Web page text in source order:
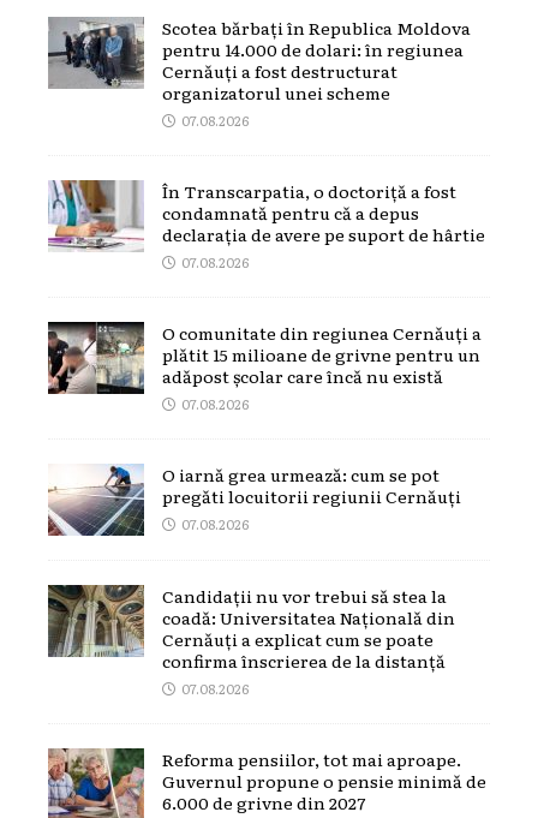
Scotea bărbați în Republica Moldova
pentru 14.000 de dolari: în regiunea
Cernăuți a fost destructurat
organizatorul unei scheme
07.08.2026
În Transcarpatia, o doctoriță a fost
condamnată pentru că a depus
declarația de avere pe suport de hârtie
07.08.2026
O comunitate din regiunea Cernăuți a
plătit 15 milioane de grivne pentru un
adăpost școlar care încă nu există
07.08.2026
O iarnă grea urmează: cum se pot
pregăti locuitorii regiunii Cernăuți
07.08.2026
Candidații nu vor trebui să stea la
coadă: Universitatea Națională din
Cernăuți a explicat cum se poate
confirma înscrierea de la distanță
07.08.2026
Reforma pensiilor, tot mai aproape.
Guvernul propune o pensie minimă de
6.000 de grivne din 2027